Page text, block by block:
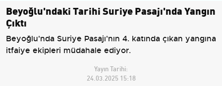
Beyoğlu'ndaki Tarihi Suriye Pasajı'nda Yangın
Çıktı
Beyoğlu'nda Suriye Pasajı'nın 4. katında çıkan yangına
itfaiye ekipleri müdahale ediyor.
Yayın Tarihi:
24.03.2025 15:18